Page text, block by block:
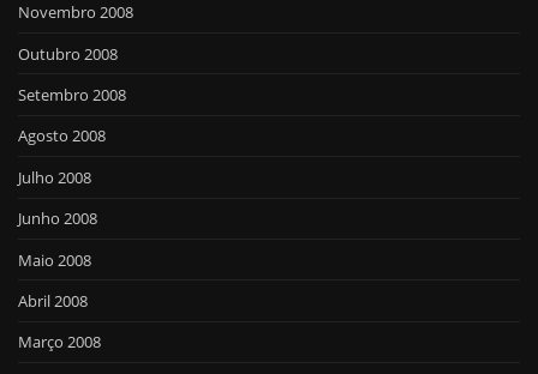
Novembro 2008
Outubro 2008
Setembro 2008
Agosto 2008
Julho 2008
Junho 2008
Maio 2008
Abril 2008
Março 2008